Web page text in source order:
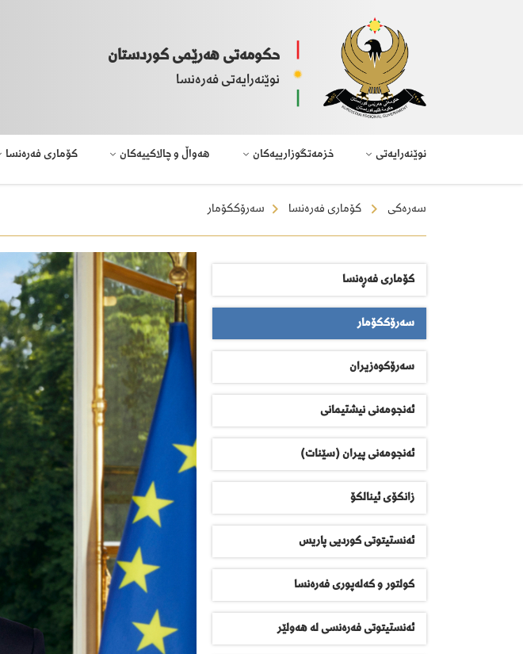
حکومەتی هەرێمی كوردستان
نوێنەرایەتی فەرەنسا
نوێنەرایەتی خزمەتگوزارییەکان هەواڵ و چالاکییەکان کۆماری فەرەنسا
سەرەکی کۆماری فەرەنسا سەرۆککۆمار
کۆماری فەڕەنسا
سەرۆککۆمار
سەرۆکوەزیران
ئەنجومەنی نیشتیمانی
ئەنجومەنی پیران (سێنات)
زانکۆی ئینالکۆ
ئەنستیتوتی کوردیی پاریس
کولتور و کەلەپوری فەرەنسا
ئەنستیتوتی فەرەنسی لە هەولێر